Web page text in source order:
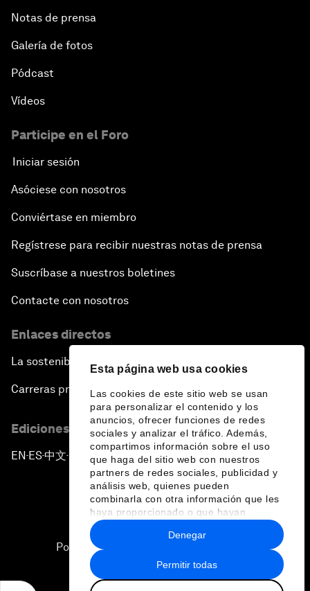
Esta página web usa cookies
Las cookies de este sitio web se usan
para personalizar el contenido y los
anuncios, ofrecer funciones de redes
sociales y analizar el tráfico. Además,
compartimos información sobre el uso
que haga del sitio web con nuestros
partners de redes sociales, publicidad y
análisis web, quienes pueden
combinarla con otra información que les
haya proporcionado o que hayan
recopilado a partir del uso que haya
hecho de sus servicios.
Permitir todas
Denegar
Notas de prensa
Galería de fotos
Pódcast
Vídeos
Participe en el Foro
Iniciar sesión
Asóciese con nosotros
Conviértase en miembro
Regístrese para recibir nuestras notas de prensa
Suscríbase a nuestros boletines
Contacte con nosotros
Enlaces directos
La sostenibilidad en el Foro
Carreras profesionales
Ediciones en otros idiomas
EN ▪ ES▪中文▪ 日本語
Política de privacidad y normas de uso